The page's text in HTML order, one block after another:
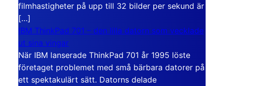
filmhastigheter på upp till 32 bilder per sekund är
[…]
IBM ThinkPad 701 – den lilla datorn som vecklade
ut sina vingar
När IBM lanserade ThinkPad 701 år 1995 löste
företaget problemet med små bärbara datorer på
ett spektakulärt sätt. Datorns delade